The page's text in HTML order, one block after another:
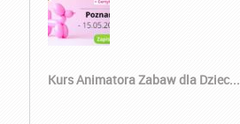
Kurs Animatora Zabaw dla Dziec...